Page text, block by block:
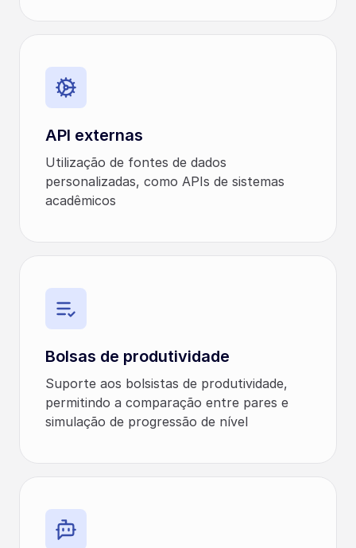
API externas
Utilização de fontes de dados
personalizadas, como APIs de sistemas
acadêmicos
Bolsas de produtividade
Suporte aos bolsistas de produtividade,
permitindo a comparação entre pares e
simulação de progressão de nível